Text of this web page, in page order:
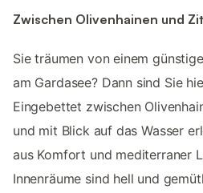
Zwischen Olivenhainen und
Sie träumen von einem
am Gardasee? Dann sind Sie
Eingebettet zwischen
und mit Blick auf das Wasser
aus Komfort und mediterraner
Innenräume sind hell und